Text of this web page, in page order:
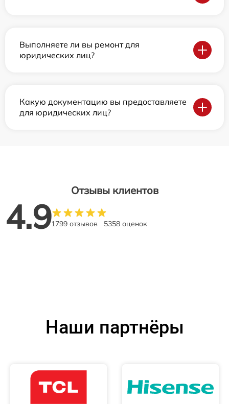
Выполняете ли вы ремонт для
юридических лиц?
Какую документацию вы предоставляете
для юридических лиц?
Отзывы клиентов
4.91799 отзывов 5358 оценок
Наши партнёры